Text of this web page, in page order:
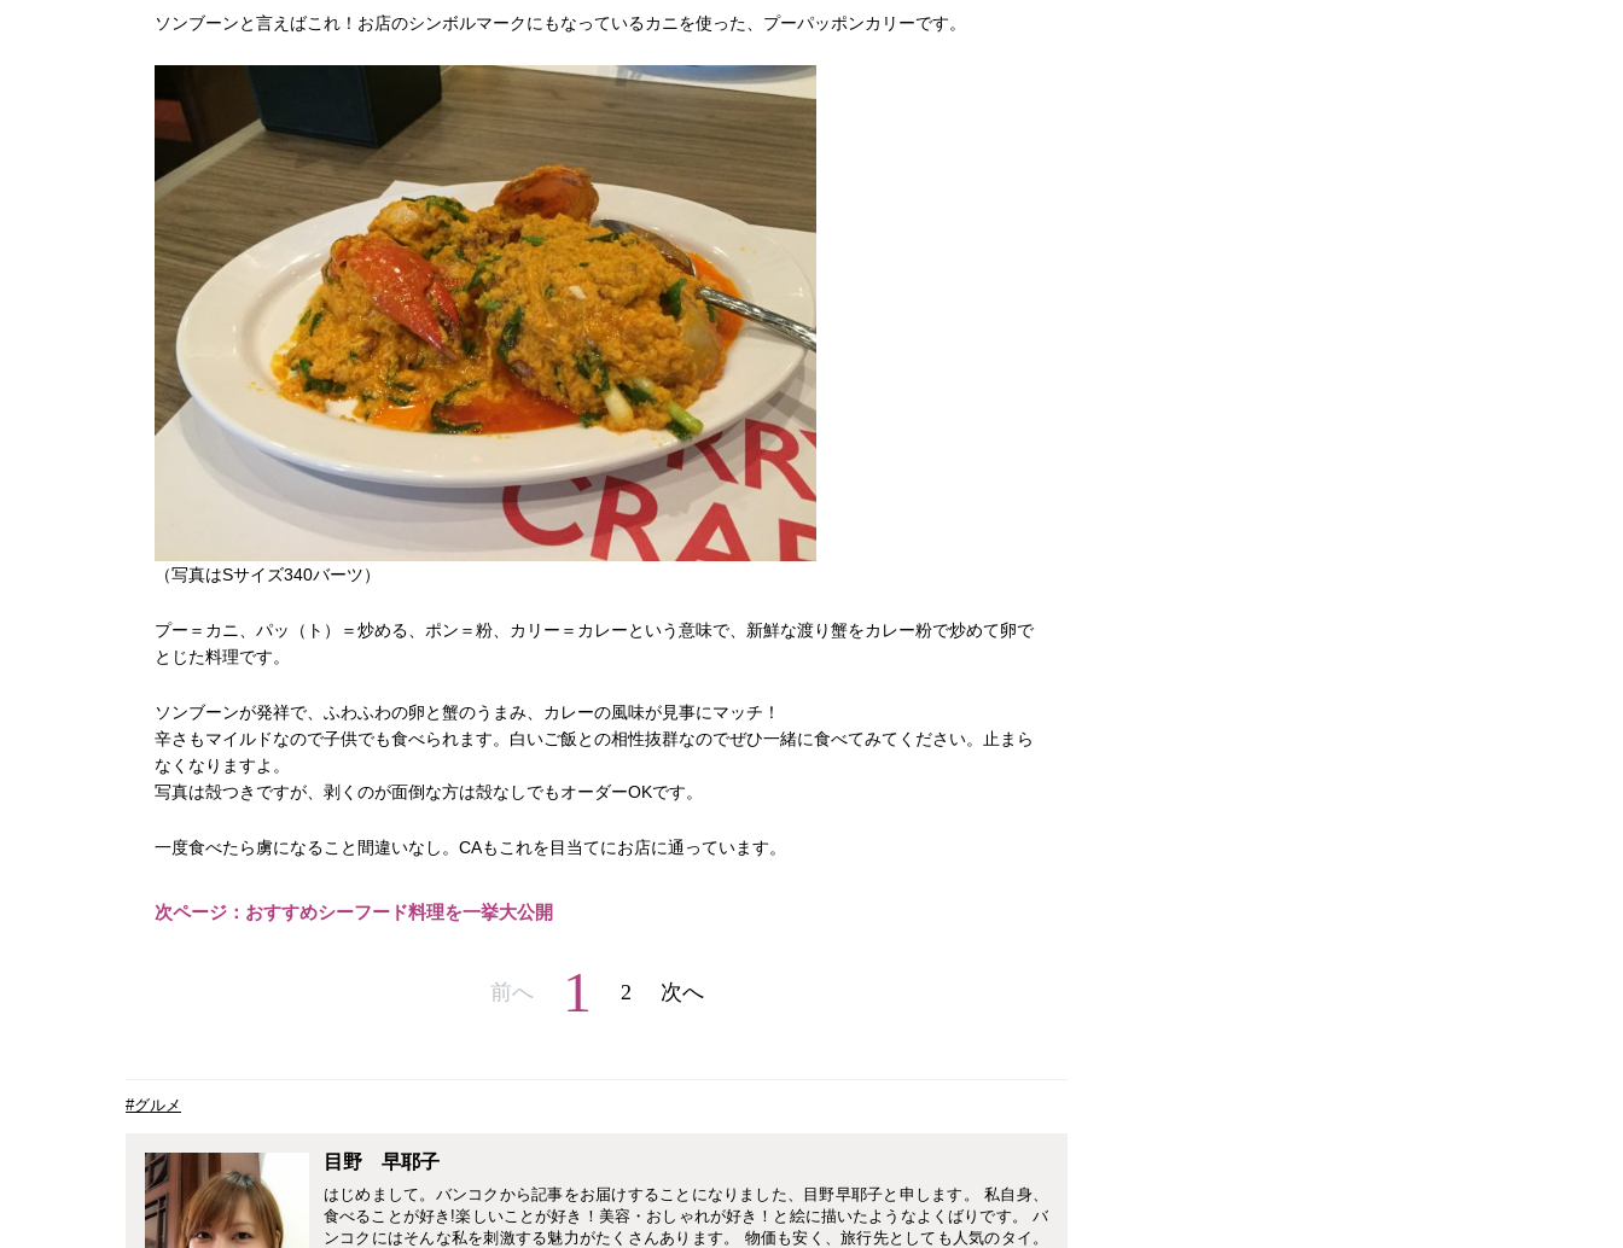
ソンブーンと言えばこれ！お店のシンボルマークにもなっているカニを使った、プーパッポンカリーです。
（写真はSサイズ340バーツ）
プー＝カニ、パッ（ト）＝炒める、ポン＝粉、カリー＝カレーという意味で、新鮮な渡り蟹をカレー粉で炒めて卵で
とじた料理です。
ソンブーンが発祥で、ふわふわの卵と蟹のうまみ、カレーの風味が見事にマッチ！
辛さもマイルドなので子供でも食べられます。白いご飯との相性抜群なのでぜひ一緒に食べてみてください。止まら
なくなりますよ。
写真は殻つきですが、剥くのが面倒な方は殻なしでもオーダーOKです。
一度食べたら虜になること間違いなし。CAもこれを目当てにお店に通っています。
次ページ：おすすめシーフード料理を一挙大公開
前へ 1 2 次へ
#グルメ
目野 早耶子
はじめまして。バンコクから記事をお届けすることになりました、目野早耶子と申します。 私自身、
食べることが好き!楽しいことが好き！美容・おしゃれが好き！と絵に描いたようなよくばりです。 バ
ンコクにはそんな私を刺激する魅力がたくさんあります。 物価も安く、旅行先としても人気のタイ。